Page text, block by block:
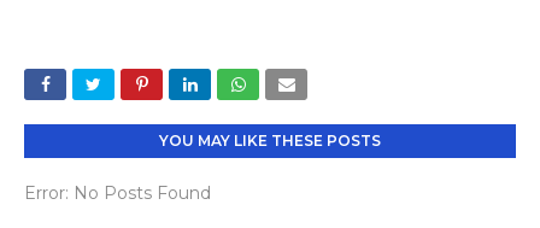
YOU MAY LIKE THESE POSTS
Error: No Posts Found